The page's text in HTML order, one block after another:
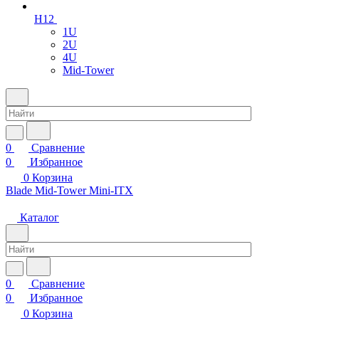
H12
1U
2U
4U
Mid-Tower
0
Сравнение
0
Избранное
0 Корзина
Blade Mid-Tower Mini-ITX
Каталог
0
Сравнение
0
Избранное
0 Корзина